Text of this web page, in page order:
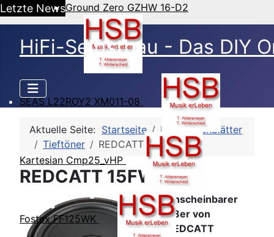
Letzte NewsGround Zero GZHW 16-D2
SEAS L22ROY2 XM011-08
Kartesian Cmp25_vHP
Fostex FF125WK
HiFi-Selbstbau - Das DIY
Aktuelle Seite: Startseite
HSB-Datenblätter
Tieftöner
REDCATT 15FWH
REDCATT 15FWH
Unscheinbarer
38er von
REDCATT